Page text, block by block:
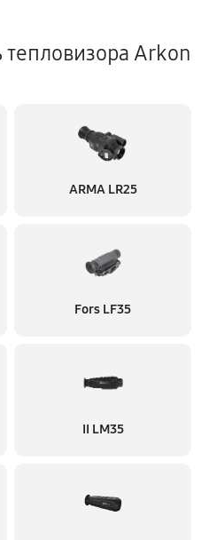
Arkon
ARMA LR25
Fors LF35
II LM35